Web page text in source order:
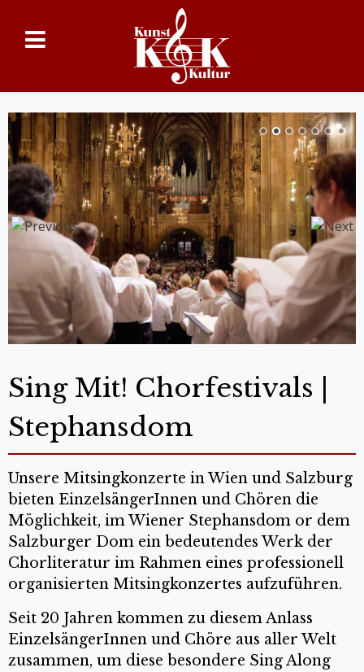
Sing Mit! Chorfestivals |
Stephansdom
Unsere Mitsingkonzerte in Wien und Salzburg
bieten EinzelsängerInnen und Chören die
Möglichkeit, im Wiener Stephansdom or dem
Salzburger Dom ein bedeutendes Werk der
Chorliteratur im Rahmen eines professionell
organisierten Mitsingkonzertes aufzuführen.
Seit 20 Jahren kommen zu diesem Anlass
EinzelsängerInnen und Chöre aus aller Welt
zusammen, um diese besondere Sing Along